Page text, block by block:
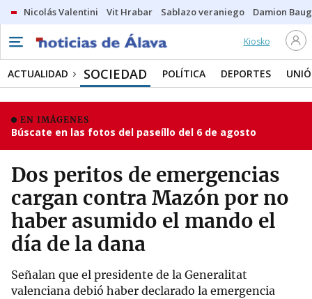
Nicolás Valentini Vit Hrabar Sablazo veraniego Damion
Kiosko
ACTUALIDAD SOCIEDAD POLÍTICA DEPORTES
EN IMÁGENES
Búscate en las fotos del paseíllo del 6 de agosto
Dos peritos de emergencias
cargan contra Mazón por no
haber asumido el mando el
día de la dana
Señalan que el presidente de la Generalitat
valenciana debió haber declarado la emergencia